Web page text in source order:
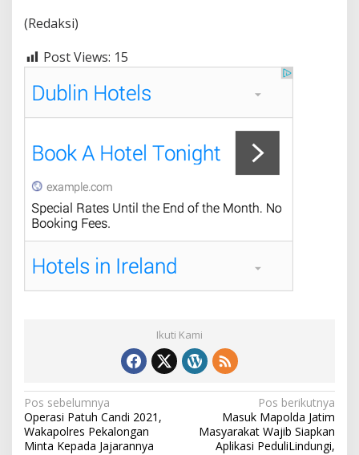
(Redaksi)
Post Views: 15
Ikuti Kami
N
a
Pos sebelumnya
Operasi Patuh Candi 2021,
Wakapolres Pekalongan
Minta Kepada Jajarannya
Pos berikutnya
Masuk Mapolda Jatim
Masyarakat Wajib Siapkan
Aplikasi PeduliLindungi,